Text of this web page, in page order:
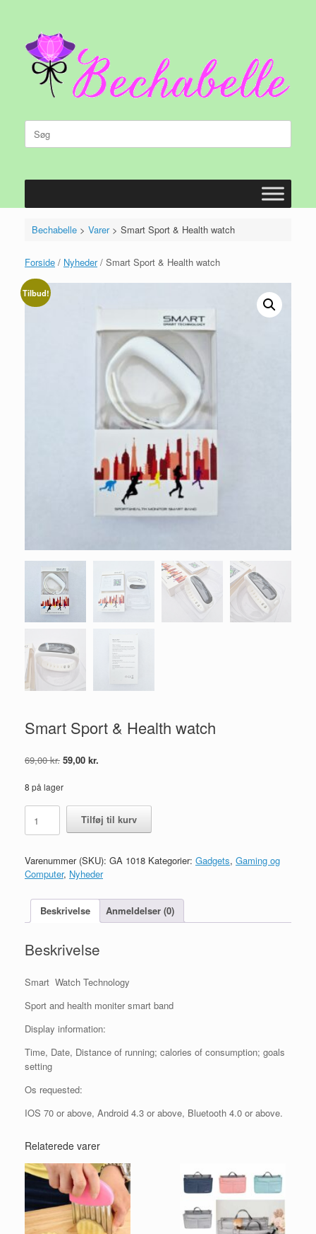
Søg
efter:
Bechabelle> Varer> Smart Sport & Health watch
Forside / Nyheder/ Smart Sport & Health watch
Tilbud!
Smart Sport & Health watch
69,00kr. Den
pris
69,00 kr..
59,00 kr.
59,00 kr..
8 på lager
Smart
Sport
&
watch
antal
Tilføj til kurv
Varenummer (SKU): GA 1018 Kategorier: Gadgets, Gaming og
Computer, Nyheder
Beskrivelse Anmeldelser (0)
Beskrivelse
Smart Watch Technology
Sport and health moniter smart band
Display information:
Time, Date, Distance of running; calories of consumption; goals
setting
Os requested:
IOS 70 or above, Android 4.3 or above, Bluetooth 4.0 or above.
Relaterede varer